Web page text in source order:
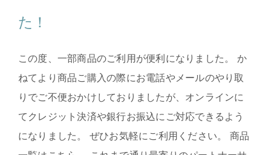
た！
この度、一部商品のご利用が便利になりました。 か
ねてより商品ご購入の際にお電話やメールのやり取
りでご不便おかけしておりましたが、オンラインに
てクレジット決済や銀行お振込にご対応できるよう
になりました。 ぜひお気軽にご利用ください。 商品